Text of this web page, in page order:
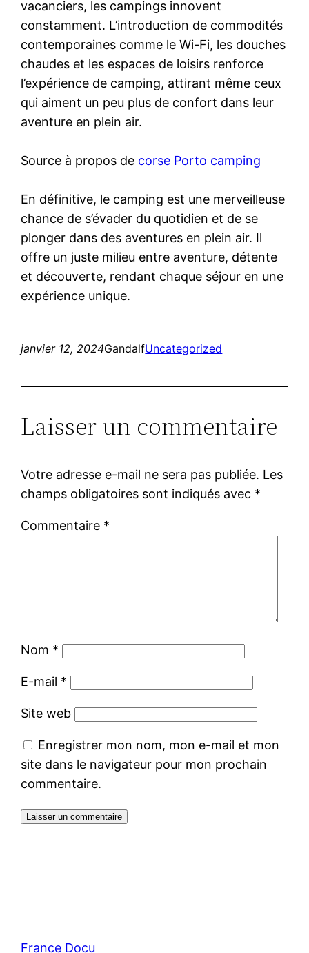
vacanciers, les campings innovent
constamment. L’introduction de commodités
contemporaines comme le Wi-Fi, les douches
chaudes et les espaces de loisirs renforce
l’expérience de camping, attirant même ceux
qui aiment un peu plus de confort dans leur
aventure en plein air.
Source à propos de corse Porto camping
En définitive, le camping est une merveilleuse
chance de s’évader du quotidien et de se
plonger dans des aventures en plein air. Il
offre un juste milieu entre aventure, détente
et découverte, rendant chaque séjour en une
expérience unique.
janvier 12, 2024GandalfUncategorized
Laisser un commentaire
Votre adresse e-mail ne sera pas publiée. Les
champs obligatoires sont indiqués avec *
Commentaire *
Nom *
E-mail *
Site web
Enregistrer mon nom, mon e-mail et mon
site dans le navigateur pour mon prochain
commentaire.
France Docu